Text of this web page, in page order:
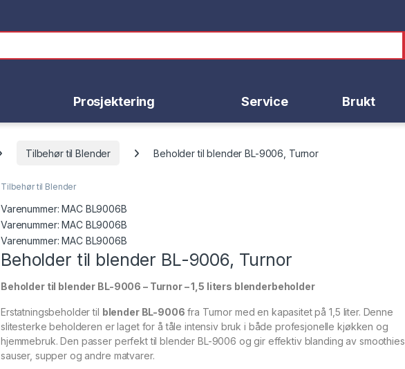
Prosjektering Service Brukt
Tilbehør til Blender Beholder til blender BL-9006, Turnor
Tilbehør til Blender
Varenummer:MAC BL9006B
Varenummer: MAC BL9006B
Varenummer:MAC BL9006B
Beholder til blender BL-9006, Turnor
Beholder til blender BL-9006 – Turnor – 1,5 liters blenderbeholder
Erstatningsbeholder til blender BL-9006 fra Turnor med en kapasitet på 1,5 liter. Denne
slitesterke beholderen er laget for å tåle intensiv bruk i både profesjonelle kjøkken og
hjemmebruk. Den passer perfekt til blender BL-9006 og gir effektiv blanding av smoothies,
sauser, supper og andre matvarer.